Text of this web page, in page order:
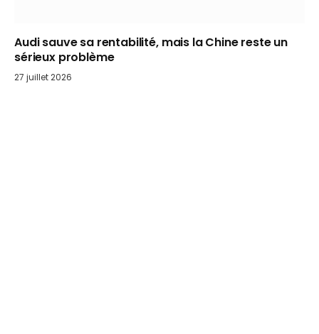
Audi sauve sa rentabilité, mais la Chine reste un
sérieux problème
27 juillet 2026